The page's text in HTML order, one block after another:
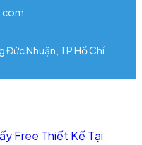
Đức Nhuận, TP Hồ Chí